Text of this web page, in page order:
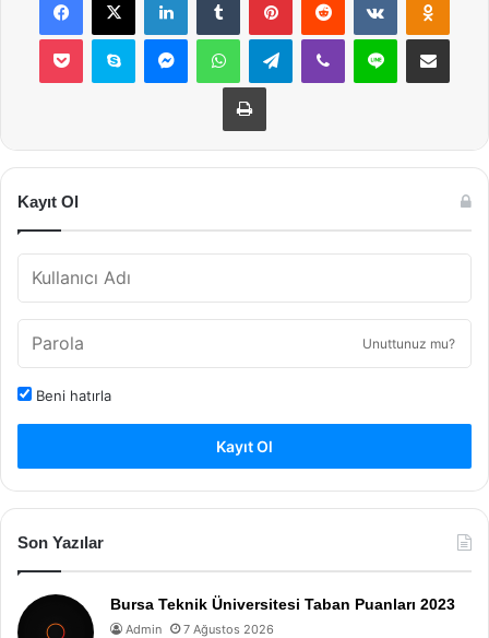
Pocket Skype MessengerWhatsAppTelegramViber Line E-Posta ile
Yazdır
Kayıt Ol
Unuttunuz mu?
Beni hatırla
Kayıt Ol
Son Yazılar
Bursa Teknik Üniversitesi Taban Puanları 2023
Admin 7 Ağustos 2026